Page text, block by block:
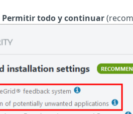
Permitir todo y continuar